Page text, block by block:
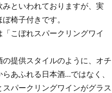
みといわれておりますが、実
椅子付きです。
「こぼれスパークリングワイ
の提供スタイルのように、オチ
らあふれる日本酒…ではなく、
スパークリングワインがグラス